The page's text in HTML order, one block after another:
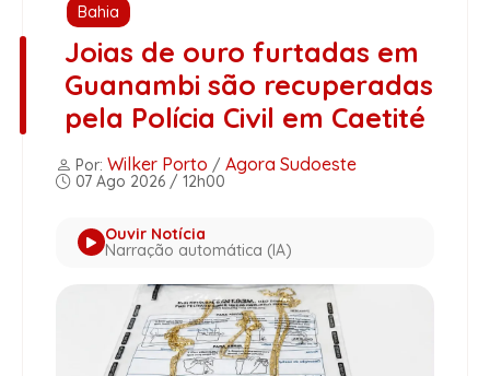
Bahia
Joias de ouro furtadas em
Guanambi são recuperadas
pela Polícia Civil em Caetité
Por: Wilker Porto / Agora Sudoeste
07 Ago 2026 / 12h00
Ouvir Notícia
Narração automática (IA)